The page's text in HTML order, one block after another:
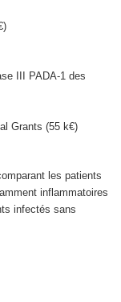
III PADA-1 des
Grants (55 k€)
les patients
inflammatoires
infectés sans